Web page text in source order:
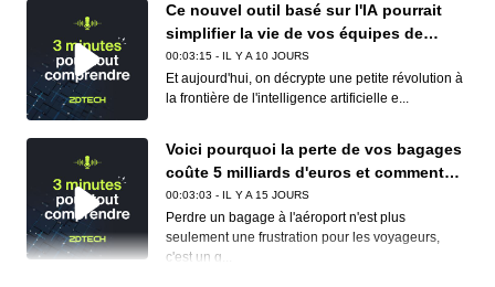
Ce nouvel outil basé sur l'IA pourrait
simplifier la vie de vos équipes de
conformité (et de vos développeurs)
00:03:15 - IL Y A 10 JOURS
Et aujourd'hui, on décrypte une petite révolution à
la frontière de l'intelligence artificielle e...
Voici pourquoi la perte de vos bagages
coûte 5 milliards d'euros et comment
Apple et Google réduisent déjà ce
cauchemar logistique
00:03:03 - IL Y A 15 JOURS
Perdre un bagage à l'aéroport n'est plus
seulement une frustration pour les voyageurs,
c'est un g...